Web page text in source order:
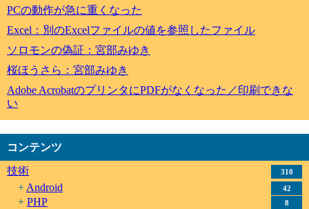
PCの動作が急に重くなった
Excel：別のExcelファイルの値を参照したファイル
ソロモンの偽証：宮部みゆき
桜ほうさら：宮部みゆき
Adobe AcrobatのプリンタにPDFがなくなった／印刷できな
い
コンテンツ
技術
310
Android 42
PHP 8